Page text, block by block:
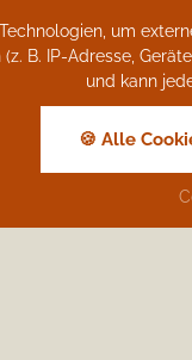
um
B. IP-Adresse,
und kann
🍪 Alle